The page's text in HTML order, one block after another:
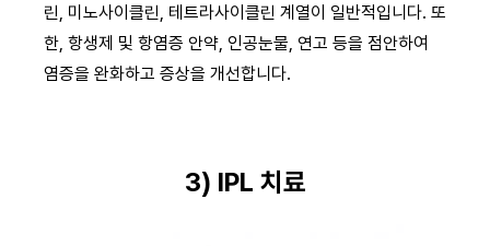
린, 미노사이클린, 테트라사이클린 계열이 일반적입니다. 또
한, 항생제 및 항염증 안약, 인공눈물, 연고 등을 점안하여
염증을 완화하고 증상을 개선합니다.
3) IPL 치료